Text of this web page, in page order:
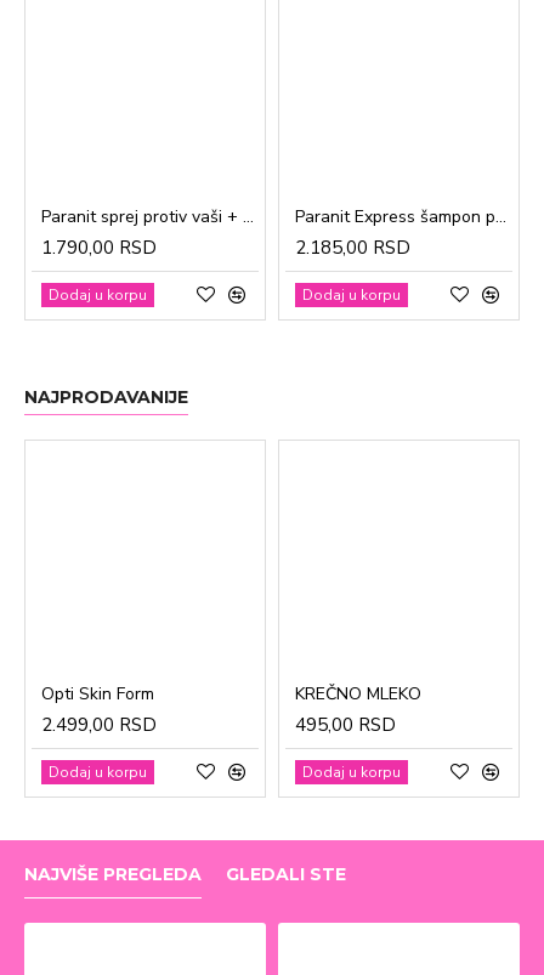
Paranit sprej protiv vaši + češalj 100ml
1.790,00 RSD
Dodaj u korpu
Paranit Express šampon protiv vaši + češalj 200ml
2.185,00 RSD
Dodaj u korpu
NAJPRODAVANIJE
Opti Skin Form
2.499,00 RSD
Dodaj u korpu
KREČNO MLEKO
495,00 RSD
Dodaj u korpu
NAJVIŠE PREGLEDA GLEDALI STE